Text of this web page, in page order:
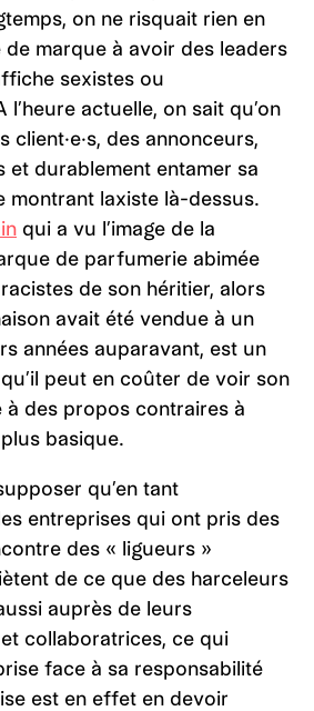
on ne risquait rien en
de marque à avoir des leaders
sexistes ou
l’heure actuelle, on sait qu’on
client·e·s, des annonceurs,
et durablement entamer sa
montrant laxiste là-dessus.
qui a vu l’image de la
de parfumerie abimée
de son héritier, alors
avait été vendue à un
années auparavant, est un
peut en coûter de voir son
à des propos contraires à
plus basique.
qu’en tant
entreprises qui ont pris des
des « ligueurs »
de ce que des harceleurs
auprès de leurs
collaboratrices, ce qui
face à sa responsabilité
est en effet en devoir